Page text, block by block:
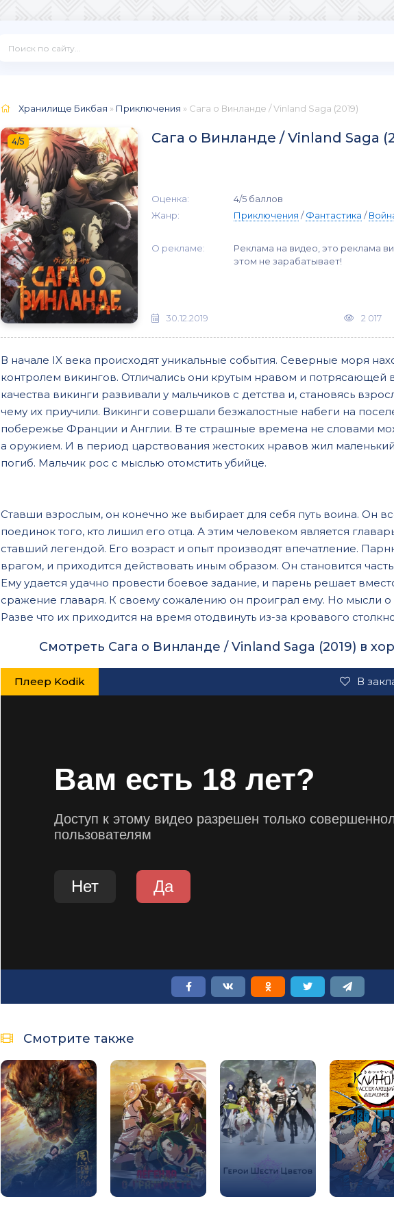
Хранилище Бикбая » Приключения » Сага о Винланде / Vinland Saga (2019)
4/5 Сага о Винланде / Vinland Saga
Оценка:
4/5 баллов
Жанр:
Приключения /Фантастика /
О рекламе:
Реклама на видео, это реклама
этом не зарабатывает!
30.12.2019 2 017
В начале IX века происходят уникальные события. Северные моря
контролем викингов. Отличались они крутым нравом и потрясающей
качества викинги развивали у мальчиков с детства и, становясь
чему их приучили. Викинги совершали безжалостные набеги на
побережье Франции и Англии. В те страшные времена не словами
а оружием. И в период царствования жестоких нравов жил
погиб. Мальчик рос с мыслью отомстить убийце.
Ставши взрослым, он конечно же выбирает для себя путь воина. Он
поединок того, кто лишил его отца. А этим человеком является
ставший легендой. Его возраст и опыт производят впечатление.
врагом, и приходится действовать иным образом. Он становится
Ему удается удачно провести боевое задание, и парень решает
сражение главаря. К своему сожалению он проиграл ему. Но мысли о
Разве что их приходится на время отодвинуть из-за кровавого
Смотреть Сага о Винланде / Vinland Saga (2019) в
Плеер Kodik В
Смотрите также